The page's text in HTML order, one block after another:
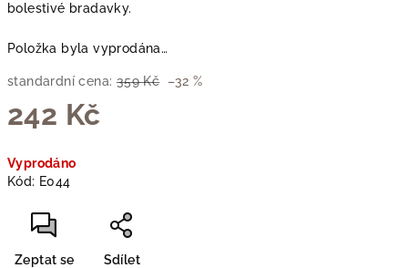
bolestivé bradavky.
Položka byla vyprodána…
standardní cena: 359 Kč –32 %
242 Kč
cena:
Vyprodáno
Kód: E044
Zeptat se Sdílet